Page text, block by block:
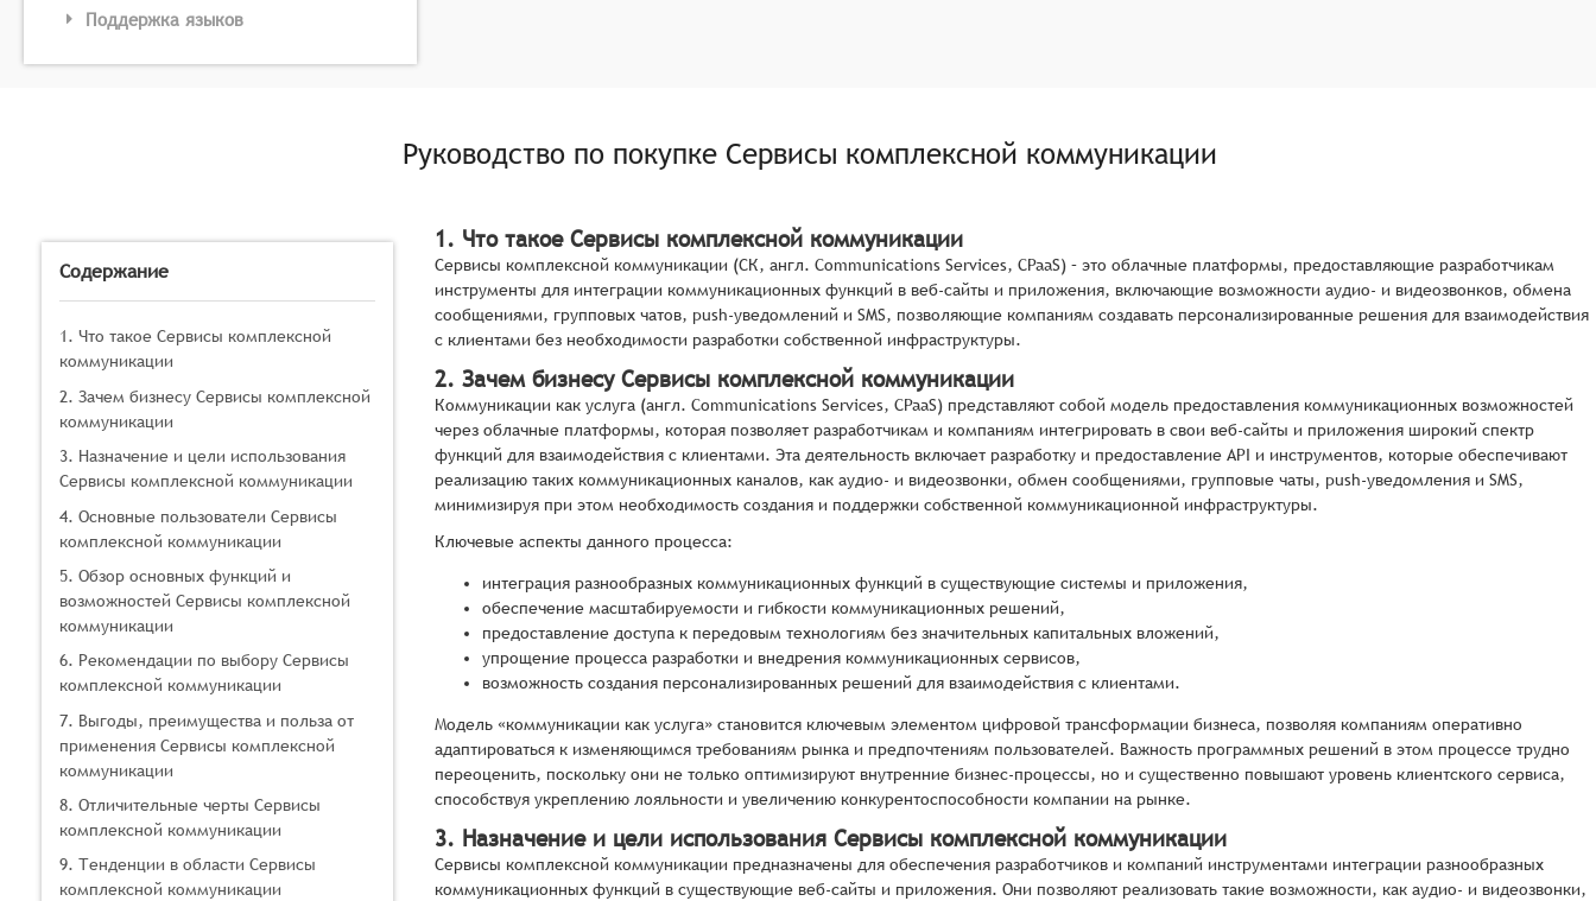
Поддержка языков
Руководство по покупке Сервисы комплексной коммуникации
Содержание
1. Что такое Сервисы комплексной
коммуникации
2. Зачем бизнесу Сервисы комплексной
коммуникации
3. Назначение и цели использования
Сервисы комплексной коммуникации
4. Основные пользователи Сервисы
комплексной коммуникации
5. Обзор основных функций и
возможностей Сервисы комплексной
коммуникации
6. Рекомендации по выбору Сервисы
комплексной коммуникации
7. Выгоды, преимущества и польза от
применения Сервисы комплексной
коммуникации
8. Отличительные черты Сервисы
комплексной коммуникации
9. Тенденции в области Сервисы
комплексной коммуникации
1. Что такое Сервисы комплексной коммуникации
Сервисы комплексной коммуникации (СК, англ. Communications Services, CPaaS) – это облачные платформы, предоставляющие разработчикам
инструменты для интеграции коммуникационных функций в веб-сайты и приложения, включающие возможности аудио- и видеозвонков, обмена
сообщениями, групповых чатов, push-уведомлений и SMS, позволяющие компаниям создавать персонализированные решения для взаимодействия
с клиентами без необходимости разработки собственной инфраструктуры.
2. Зачем бизнесу Сервисы комплексной коммуникации
Коммуникации как услуга (англ. Communications Services, CPaaS) представляют собой модель предоставления коммуникационных возможностей
через облачные платформы, которая позволяет разработчикам и компаниям интегрировать в свои веб-сайты и приложения широкий спектр
функций для взаимодействия с клиентами. Эта деятельность включает разработку и предоставление API и инструментов, которые обеспечивают
реализацию таких коммуникационных каналов, как аудио- и видеозвонки, обмен сообщениями, групповые чаты, push-уведомления и SMS,
минимизируя при этом необходимость создания и поддержки собственной коммуникационной инфраструктуры.
Ключевые аспекты данного процесса:
интеграция разнообразных коммуникационных функций в существующие системы и приложения,
обеспечение масштабируемости и гибкости коммуникационных решений,
предоставление доступа к передовым технологиям без значительных капитальных вложений,
упрощение процесса разработки и внедрения коммуникационных сервисов,
возможность создания персонализированных решений для взаимодействия с клиентами.
Модель «коммуникации как услуга» становится ключевым элементом цифровой трансформации бизнеса, позволяя компаниям оперативно
адаптироваться к изменяющимся требованиям рынка и предпочтениям пользователей. Важность программных решений в этом процессе трудно
переоценить, поскольку они не только оптимизируют внутренние бизнес-процессы, но и существенно повышают уровень клиентского сервиса,
способствуя укреплению лояльности и увеличению конкурентоспособности компании на рынке.
3. Назначение и цели использования Сервисы комплексной коммуникации
Сервисы комплексной коммуникации предназначены для обеспечения разработчиков и компаний инструментами интеграции разнообразных
коммуникационных функций в существующие веб-сайты и приложения. Они позволяют реализовать такие возможности, как аудио- и видеозвонки,